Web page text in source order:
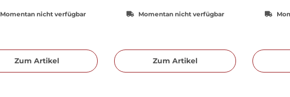
Momentan nicht verfügbar
Zum Artikel
Momentan nicht verfügbar
Zum Artikel